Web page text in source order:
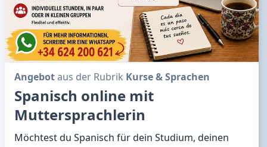
Angebotaus der Rubrik Kurse & Sprachen
Spanisch online mit
Muttersprachlerin
Möchtest du Spanisch für dein Studium, deinen